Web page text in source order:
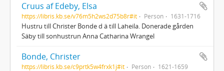
Cruus af Edeby, Elsa
https://libris.kb.se/v76m5h2ws2d75b8r#it Person 1631-1716
Hustru till Christer Bonde d ä till Laheila. Donerade gården
Säby till sonhustrun Anna Catharina Wrangel
Bonde, Christer
https://libris.kb.se/c9prtk5w4frxk1j#it Person 1621-1659